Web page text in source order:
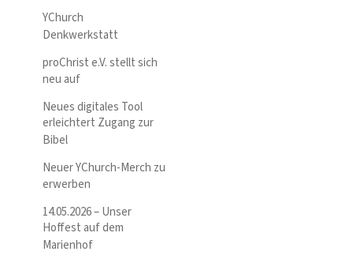
YChurch
Denkwerkstatt
proChrist e.V. stellt sich
neu auf
Neues digitales Tool
erleichtert Zugang zur
Bibel
Neuer YChurch-Merch zu
erwerben
14.05.2026 – Unser
Hoffest auf dem
Marienhof